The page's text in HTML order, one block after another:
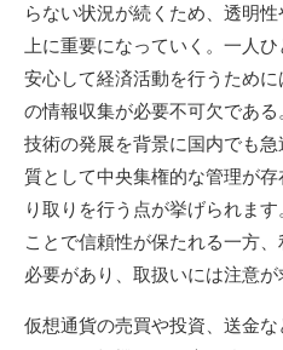
らない状況が続くため、透明
上に重要になっていく。一人
安心して経済活動を行うため
の情報収集が必要不可欠であ
技術の発展を背景に国内でも
質として中央集権的な管理が
り取りを行う点が挙げられま
ことで信頼性が保たれる一方
必要があり、取扱いには注意が
仮想通貨の売買や投資、送金